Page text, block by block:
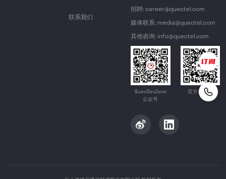
联系我们
招聘: career@quectel.com
媒体联系: media@quectel.com
其他咨询: info@quectel.com
QuecDevZone
公众号
官方公众号